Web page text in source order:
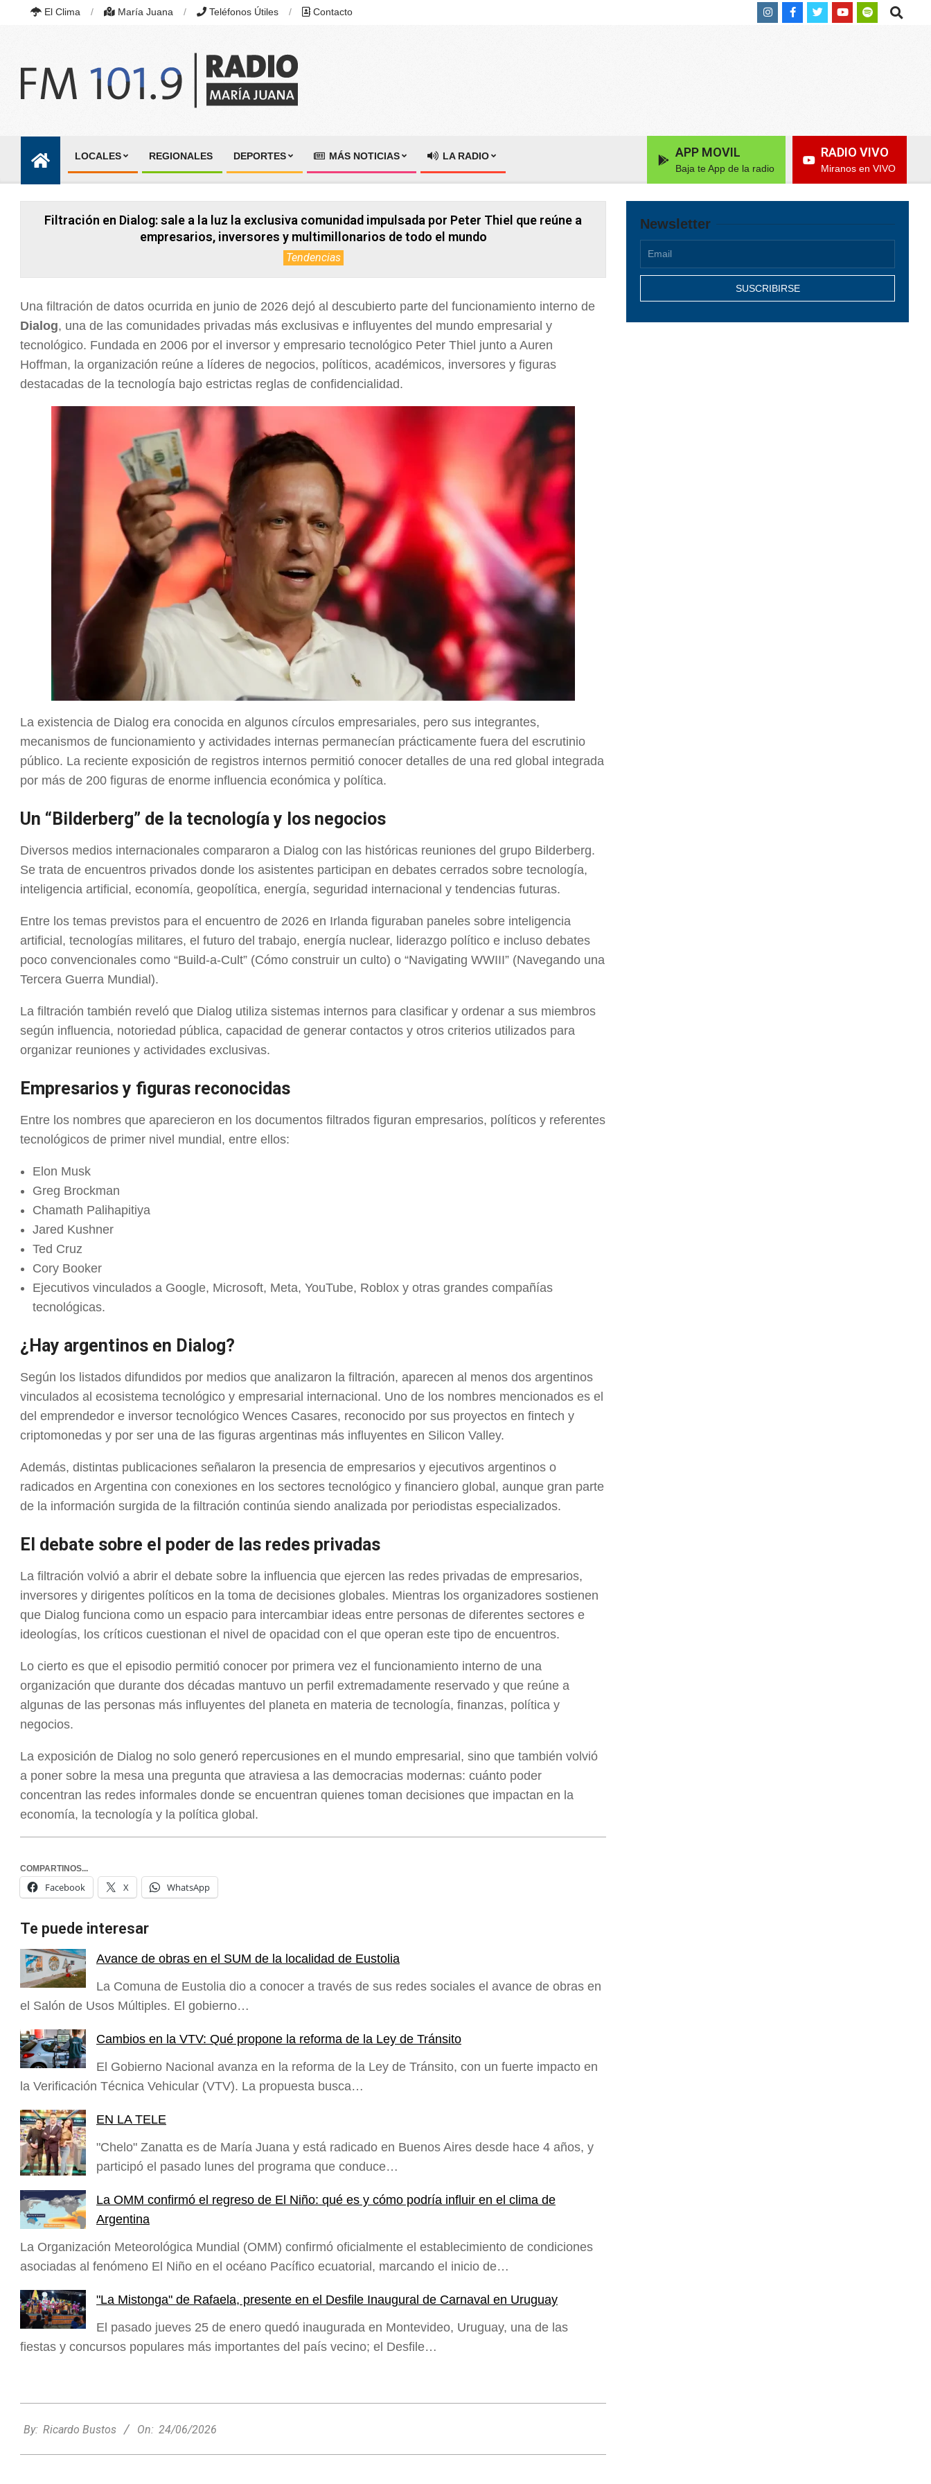
El Clima María Juana Teléfonos Útiles Contacto Search
RADIO
JUANA
FM
Primary
Navigation
Menu
LOCALES REGIONALES DEPORTES MÁS NOTICIAS LA RADIO APP MOVIL
Baja te App de la radio
RADIO VIVO
Miranos en VIVO
Filtración en Dialog: sale a la luz la exclusiva comunidad impulsada por Peter Thiel que reúne a
empresarios, inversores y multimillonarios de todo el mundo
Tendencias
Una filtración de datos ocurrida en junio de 2026 dejó al descubierto parte del funcionamiento interno de
Dialog, una de las comunidades privadas más exclusivas e influyentes del mundo empresarial y
tecnológico. Fundada en 2006 por el inversor y empresario tecnológico Peter Thiel junto a Auren
Hoffman, la organización reúne a líderes de negocios, políticos, académicos, inversores y figuras
destacadas de la tecnología bajo estrictas reglas de confidencialidad.
La existencia de Dialog era conocida en algunos círculos empresariales, pero sus integrantes,
mecanismos de funcionamiento y actividades internas permanecían prácticamente fuera del escrutinio
público. La reciente exposición de registros internos permitió conocer detalles de una red global integrada
por más de 200 figuras de enorme influencia económica y política.
Un “Bilderberg” de la tecnología y los negocios
Diversos medios internacionales compararon a Dialog con las históricas reuniones del grupo Bilderberg.
Se trata de encuentros privados donde los asistentes participan en debates cerrados sobre tecnología,
inteligencia artificial, economía, geopolítica, energía, seguridad internacional y tendencias futuras.
Entre los temas previstos para el encuentro de 2026 en Irlanda figuraban paneles sobre inteligencia
artificial, tecnologías militares, el futuro del trabajo, energía nuclear, liderazgo político e incluso debates
poco convencionales como “Build-a-Cult” (Cómo construir un culto) o “Navigating WWIII” (Navegando una
Tercera Guerra Mundial).
La filtración también reveló que Dialog utiliza sistemas internos para clasificar y ordenar a sus miembros
según influencia, notoriedad pública, capacidad de generar contactos y otros criterios utilizados para
organizar reuniones y actividades exclusivas.
Empresarios y figuras reconocidas
Entre los nombres que aparecieron en los documentos filtrados figuran empresarios, políticos y referentes
tecnológicos de primer nivel mundial, entre ellos:
Elon Musk
Greg Brockman
Chamath Palihapitiya
Jared Kushner
Ted Cruz
Cory Booker
Ejecutivos vinculados a Google, Microsoft, Meta, YouTube, Roblox y otras grandes compañías
tecnológicas.
¿Hay argentinos en Dialog?
Según los listados difundidos por medios que analizaron la filtración, aparecen al menos dos argentinos
vinculados al ecosistema tecnológico y empresarial internacional. Uno de los nombres mencionados es el
del emprendedor e inversor tecnológico Wences Casares, reconocido por sus proyectos en fintech y
criptomonedas y por ser una de las figuras argentinas más influyentes en Silicon Valley.
Además, distintas publicaciones señalaron la presencia de empresarios y ejecutivos argentinos o
radicados en Argentina con conexiones en los sectores tecnológico y financiero global, aunque gran parte
de la información surgida de la filtración continúa siendo analizada por periodistas especializados.
El debate sobre el poder de las redes privadas
La filtración volvió a abrir el debate sobre la influencia que ejercen las redes privadas de empresarios,
inversores y dirigentes políticos en la toma de decisiones globales. Mientras los organizadores sostienen
que Dialog funciona como un espacio para intercambiar ideas entre personas de diferentes sectores e
ideologías, los críticos cuestionan el nivel de opacidad con el que operan este tipo de encuentros.
Lo cierto es que el episodio permitió conocer por primera vez el funcionamiento interno de una
organización que durante dos décadas mantuvo un perfil extremadamente reservado y que reúne a
algunas de las personas más influyentes del planeta en materia de tecnología, finanzas, política y
negocios.
La exposición de Dialog no solo generó repercusiones en el mundo empresarial, sino que también volvió
a poner sobre la mesa una pregunta que atraviesa a las democracias modernas: cuánto poder
concentran las redes informales donde se encuentran quienes toman decisiones que impactan en la
economía, la tecnología y la política global.
COMPARTINOS...
Facebook X WhatsApp
Te puede interesar
Avance de obras en el SUM de la localidad de Eustolia
La Comuna de Eustolia dio a conocer a través de sus redes sociales el avance de obras en
el Salón de Usos Múltiples. El gobierno…
Cambios en la VTV: Qué propone la reforma de la Ley de Tránsito
El Gobierno Nacional avanza en la reforma de la Ley de Tránsito, con un fuerte impacto en
la Verificación Técnica Vehicular (VTV). La propuesta busca…
EN LA TELE
"Chelo" Zanatta es de María Juana y está radicado en Buenos Aires desde hace 4 años, y
participó el pasado lunes del programa que conduce…
La OMM confirmó el regreso de El Niño: qué es y cómo podría influir en el clima de
Argentina
La Organización Meteorológica Mundial (OMM) confirmó oficialmente el establecimiento de condiciones
asociadas al fenómeno El Niño en el océano Pacífico ecuatorial, marcando el inicio de…
"La Mistonga" de Rafaela, presente en el Desfile Inaugural de Carnaval en Uruguay
El pasado jueves 25 de enero quedó inaugurada en Montevideo, Uruguay, una de las
fiestas y concursos populares más importantes del país vecino; el Desfile…
06-
By: Ricardo Bustos On: 24/06/2026
Newsletter